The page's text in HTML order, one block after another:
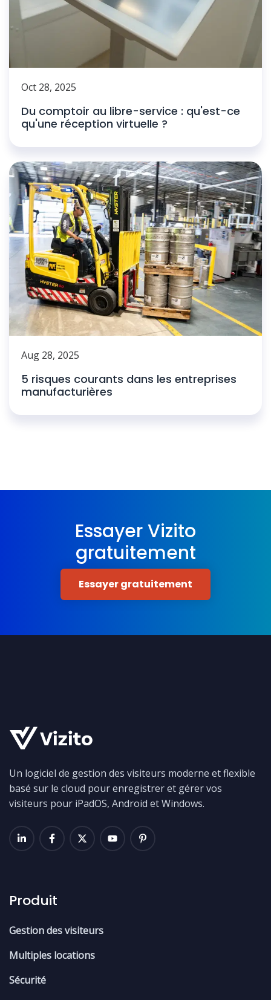
Oct 28, 2025
Du comptoir au libre-service : qu'est-ce
qu'une réception virtuelle ?
Aug 28, 2025
5 risques courants dans les entreprises
manufacturières
Essayer Vizito
gratuitement
Essayer gratuitement
Un logiciel de gestion des visiteurs moderne et flexible
basé sur le cloud pour enregistrer et gérer vos
visiteurs pour iPadOS, Android et Windows.
Produit
Gestion des visiteurs
Multiples locations
Sécurité